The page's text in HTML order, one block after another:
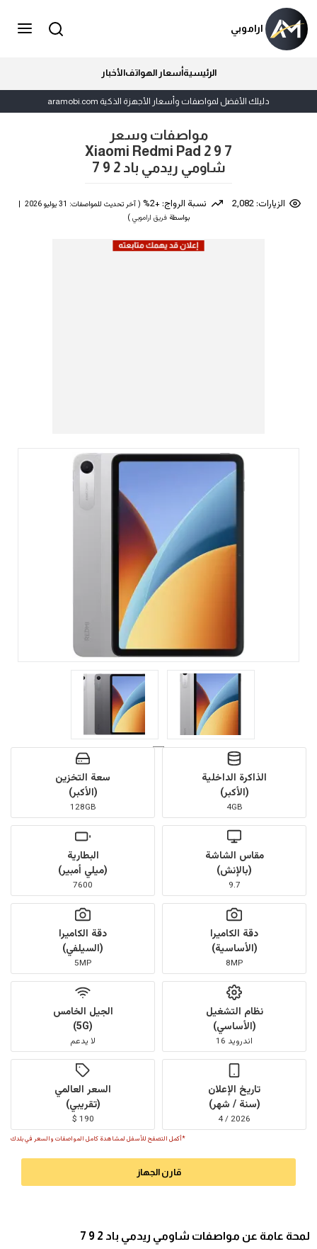
اراموبي
الرئيسيةأسعار الهواتفالأخبار
دليلك الأفضل لمواصفات وأسعار الأجهزة الذكية aramobi.com
مواصفات وسعر
Xiaomi Redmi Pad 2 9 7
شاومي ريدمي باد 2 9 7
الزيارات: 2,082 نسبة الرواج: +2%
( آخر تحديث للمواصفات: 31 يوليو 2026 |
بواسطة فريق اراموبي)
الذاكرة الداخلية
(الأكبر)
4GB
سعة التخزين
(الأكبر)
128GB
مقاس الشاشة
(بالإنش)
9.7
البطارية
(ميلي أمبير)
7600
دقة الكاميرا
(الأساسية)
8MP
دقة الكاميرا
(السيلفي)
5MP
نظام التشغيل
(الأساسي)
اندرويد 16
الجيل الخامس
(5G)
لا يدعم
تاريخ الإعلان
(سنة / شهر)
2026 / 4
السعر العالمي
(تقريبي)
190 $
*أكمل التصفح للأسفل لمشاهدة كامل المواصفات والسعر في بلدك
قارن الجهاز
لمحة عامة عن مواصفات شاومي ريدمي باد 2 9 7